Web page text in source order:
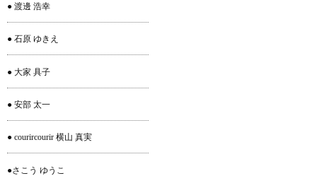
● 渡邊 浩幸
● 石原 ゆきえ
● 大家 具子
● 安部 太一
● courircourir 横山 真実
●さこう ゆうこ